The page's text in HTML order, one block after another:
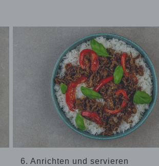
6. Anrichten und servieren